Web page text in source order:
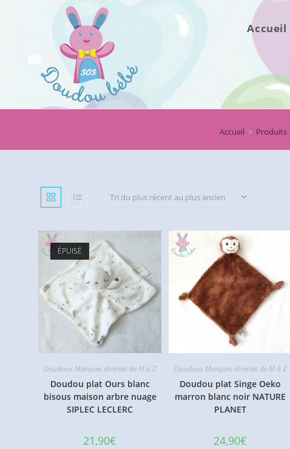
Accueil
Accueil > Produits
Tri du plus récent au plus ancien
ÉPUISÉ
Doudous Marques diverses de M à Z
Doudou plat Ours blanc
bisous maison arbre nuage
SIPLEC LECLERC
21,90€
Doudous Marques diverses de M à Z
Doudou plat Singe Oeko
marron blanc noir NATURE
PLANET
24,90€